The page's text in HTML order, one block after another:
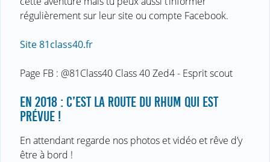
régulièrement sur leur site ou compte Facebook.
Site 81class40.fr
Page FB : @81Class40 Class 40 Zed4 - Esprit scout
EN 2018 : C’EST LA ROUTE DU RHUM QUI EST
PRÉVUE !
En attendant regarde nos photos et vidéo et rêve d’y
être à bord !